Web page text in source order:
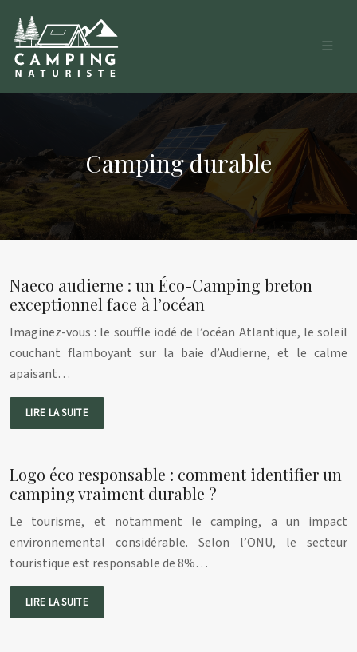
Camping durable
Naeco audierne : un Éco-Camping breton
exceptionnel face à l’océan
Imaginez-vous : le souffle iodé de l’océan Atlantique, le soleil
couchant flamboyant sur la baie d’Audierne, et le calme
apaisant…
LIRE LA SUITE
Logo éco responsable : comment identifier un
camping vraiment durable ?
Le tourisme, et notamment le camping, a un impact
environnemental considérable. Selon l’ONU, le secteur
touristique est responsable de 8%…
LIRE LA SUITE